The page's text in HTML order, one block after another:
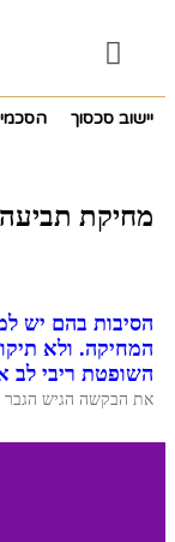
יישוב סכסוך
מחיקת תביעה
הסיבות בהם יש
המחיקה. ולא
השופטת ריבי לב
את הבקשה הגיש הגבר